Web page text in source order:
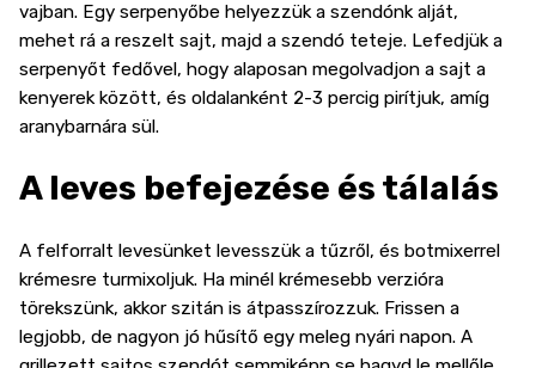
vajban. Egy serpenyőbe helyezzük a szendónk alját,
mehet rá a reszelt sajt, majd a szendó teteje. Lefedjük a
serpenyőt fedővel, hogy alaposan megolvadjon a sajt a
kenyerek között, és oldalanként 2-3 percig pirítjuk, amíg
aranybarnára sül.
A leves befejezése és tálalás
A felforralt levesünket levesszük a tűzről, és botmixerrel
krémesre turmixoljuk. Ha minél krémesebb verzióra
törekszünk, akkor szitán is átpasszírozzuk. Frissen a
legjobb, de nagyon jó hűsítő egy meleg nyári napon. A